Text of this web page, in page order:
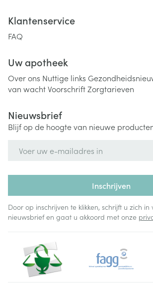
Klantenservice
FAQ
Uw apotheek
Over ons Nuttige links
van wachtVoorschriftZorgtarieven
Nieuwsbrief
Blijf op de hoogte van nieuwe
Inschrijven
Door op inschrijven te klikken, schrijft u zich in
nieuwsbrief en gaat u akkoord met onze